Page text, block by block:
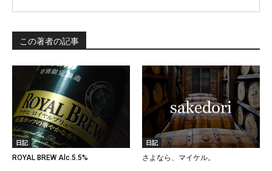
この著者の記事
日記
ROYAL BREW Alc.5.5%
日記
さよなら、マイケル。